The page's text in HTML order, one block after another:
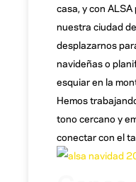
casa, y con
nuestra ciudad
desplazarnos
navideñas o
esquiar en la
Hemos
tono cercano y
conectar con el